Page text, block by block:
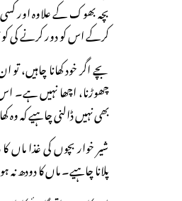
بچہ بھوک کے علاوہ اور
کرکے اس کو دور کرنے کی
بچے اگر خود کھانا چاہیں،
چھوڑنا، اچھا نہیں ہے۔
بھی نہیں ڈالنی چاہیے کہ وہ
شیر خوار بچوں کی غذا
پلانا چاہیے۔ ماں کا دودھ نہ